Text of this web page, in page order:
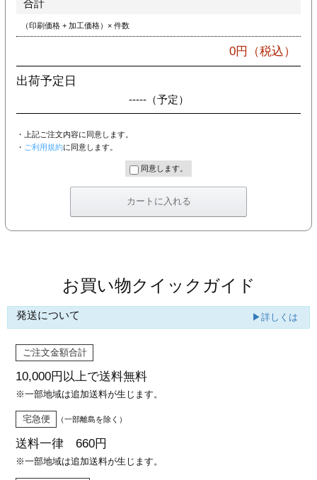
合計
（印刷価格 + 加工価格）× 件数
0円（税込）
出荷予定日
-----（予定）
・上記ご注文内容に同意します。
・ ご利用規約に同意します。
同意します。
お買い物クイックガイド
発送について ▶詳しくは
ご注文金額合計
10,000円以上で送料無料
※一部地域は追加送料が生じます。
宅急便 （一部離島を除く）
送料一律 660円
※一部地域は追加送料が生じます。